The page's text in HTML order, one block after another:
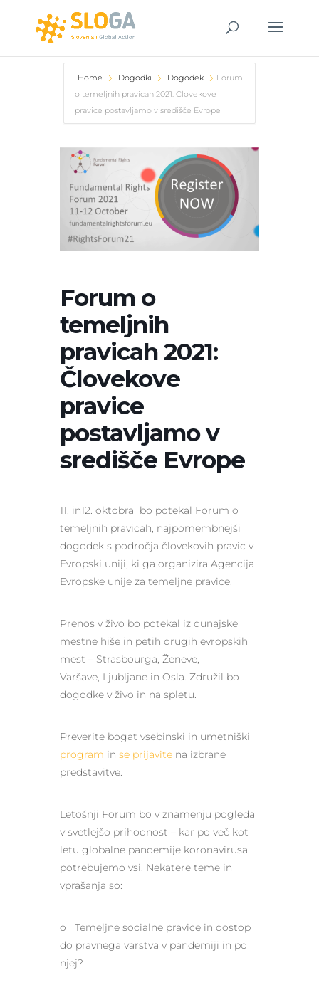
Home Dogodki Dogodek
Forum
o temeljnih pravicah 2021: Človekove
pravice postavljamo v središče Evrope
Forum o
temeljnih
pravicah 2021:
Človekove
pravice
postavljamo v
središče Evrope
11. in12. oktobra bo potekal Forum o
temeljnih pravicah, najpomembnejši
dogodek s področja človekovih pravic v
Evropski uniji, ki ga organizira Agencija
Evropske unije za temeljne pravice.
Prenos v živo bo potekal iz dunajske
mestne hiše in petih drugih evropskih
mest – Strasbourga, Ženeve,
Varšave, Ljubljane in Osla. Združil bo
dogodke v živo in na spletu.
Preverite bogat vsebinski in umetniški
program in se prijavite na izbrane
predstavitve.
Letošnji Forum bo v znamenju pogleda
v svetlejšo prihodnost – kar po več kot
letu globalne pandemije koronavirusa
potrebujemo vsi. Nekatere teme in
vprašanja so:
o Temeljne socialne pravice in dostop
do pravnega varstva v pandemiji in po
njej?